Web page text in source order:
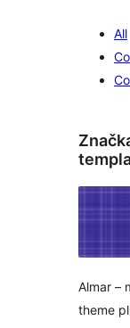
All
Almar –
theme